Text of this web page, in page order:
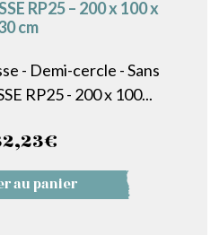
RP25 – 200 x 100 x
cm
- Demi-cercle - Sans
RP25 - 200 x 100...
€
au panier